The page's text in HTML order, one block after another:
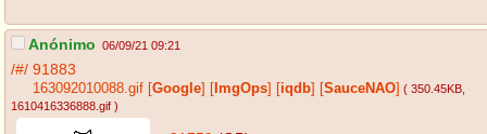
Anónimo 06/09/21 09:21
/#/ 91883
163092010088.gif Google ImgOps iqdb SauceNAO ( 350.45KB
1610416336888.gif )